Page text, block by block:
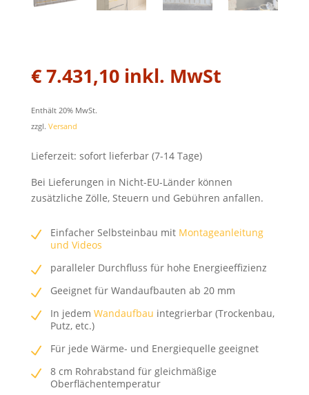
€7.431,10 inkl. MwSt
Enthält 20% MwSt.
zzgl. Versand
Lieferzeit: sofort lieferbar (7-14 Tage)
Bei Lieferungen in Nicht-EU-Länder können
zusätzliche Zölle, Steuern und Gebühren anfallen.
Einfacher Selbsteinbau mit Montageanleitung
und Videos
paralleler Durchfluss für hohe Energieeffizienz
Geeignet für Wandaufbauten ab 20 mm
In jedem Wandaufbau integrierbar (Trockenbau,
Putz, etc.)
Für jede Wärme- und Energiequelle geeignet
8 cm Rohrabstand für gleichmäßige
Oberflächentemperatur